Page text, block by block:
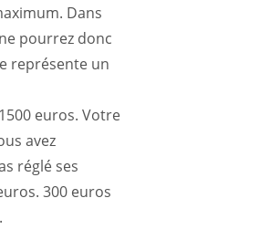
Dans
pourrez donc
représente un
euros. Votre
avez
réglé ses
300 euros